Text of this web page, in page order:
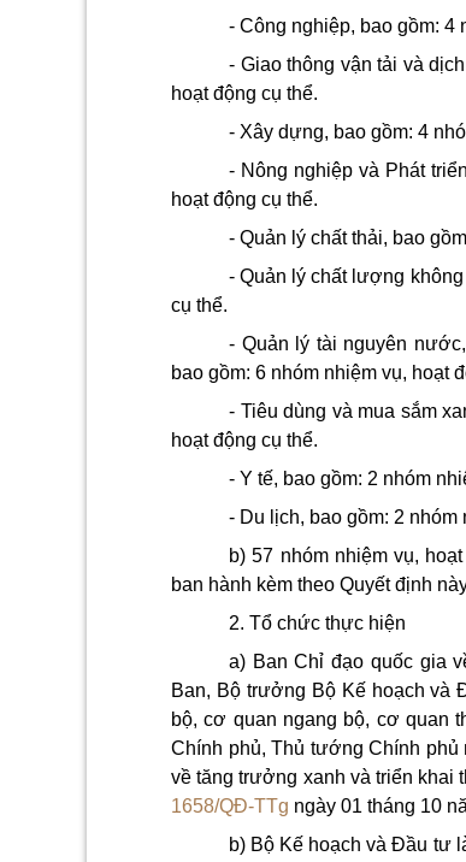
- Công nghiệp, bao gồm: 4
- Giao thông vận tải và
hoạt động cụ thể.
- Xây dựng, bao gồm: 4
- Nông nghiệp và Phát
hoạt động cụ thể.
- Quản lý chất thải, bao
- Quản lý chất lượng
cụ thể.
- Quản lý tài nguyên
bao gồm: 6 nhóm nhiệm vụ, hoạt
- Tiêu dùng và mua sắm
hoạt động cụ thể.
- Y tế, bao gồm: 2 nhóm
- Du lịch, bao gồm: 2 nhóm
b) 57 nhóm nhiệm vụ,
ban hành kèm theo Quyết định
2. Tổ chức thực hiện
a) Ban Chỉ đạo quốc gia
Ban, Bộ trưởng Bộ Kế hoạch và
bộ, cơ quan ngang bộ, cơ quan
Chính phủ, Thủ tướng Chính phủ
về tăng trưởng xanh và triển khai
1658/QĐ-TTg ngày 01 tháng 10
b) Bộ Kế hoạch và Đầu tư